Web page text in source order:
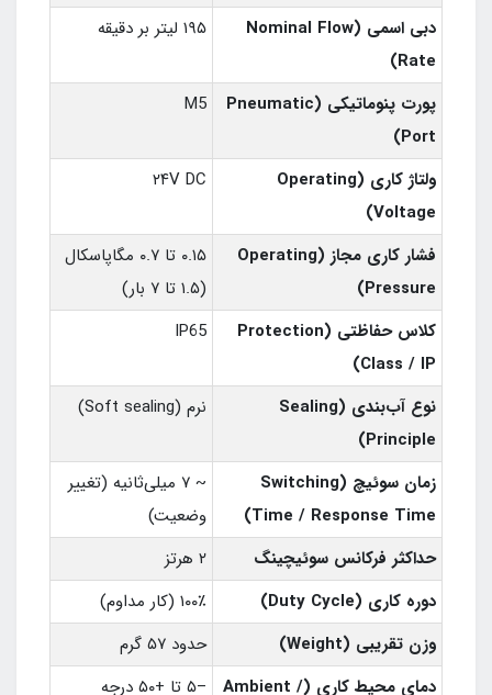
دبی اسمی (Nominal Flow
Rate)
۱۹۵ لیتر بر دقیقه
پورت پنوماتیکی (Pneumatic
Port)
M5
ولتاژ کاری (Operating
Voltage)
۲۴V DC
فشار کاری مجاز (Operating
Pressure)
۰.۱۵ تا ۰.۷ مگاپاسکال
(۱.۵ تا ۷ بار)
کلاس حفاظتی (Protection
Class / IP)
IP65
نوع آب‌بندی (Sealing
Principle)
نرم (Soft sealing)
زمان سوئیچ (Switching
Time / Response Time)
~ ۷ میلی‌ثانیه (تغییر
وضعیت)
حداکثر فرکانس سوئیچینگ
۲ هرتز
دوره کاری (Duty Cycle)
۱۰۰٪ (کار مداوم)
وزن تقریبی (Weight)
حدود ۵۷ گرم
دمای محیط کاری (Ambient /
–۵ تا +۵۰ درجه